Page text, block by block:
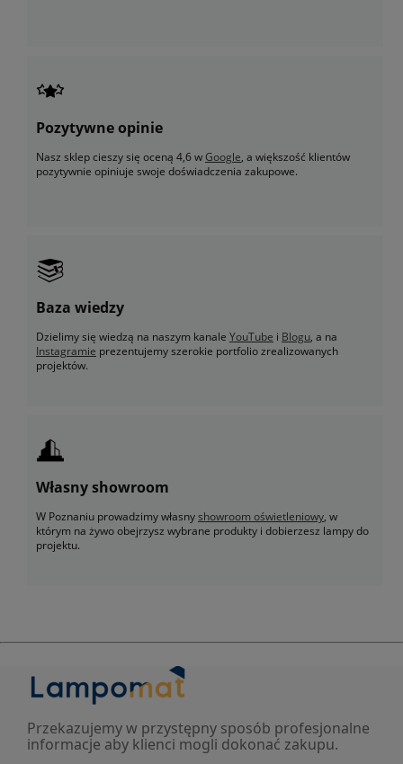
Pozytywne opinie
Nasz sklep cieszy się oceną 4,6 wGoogle, a większość klientów
pozytywnie opiniuje swoje doświadczenia zakupowe.
Baza wiedzy
Dzielimy się wiedzą na naszym kanale YouTube i Blogu, a na
Instagramie prezentujemy szerokie portfolio zrealizowanych
projektów.
Własny showroom
W Poznaniu prowadzimy własnyshowroom oświetleniowy, w
którym na żywo obejrzysz wybrane produkty i dobierzesz lampy do
projektu.
Przekazujemy w przystępny sposób profesjonalne
informacje aby klienci mogli dokonać zakupu.